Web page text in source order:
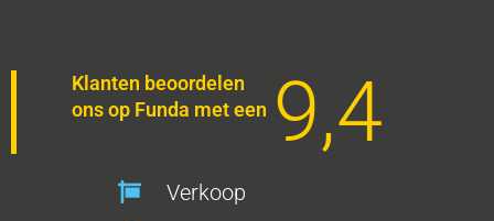
Klanten beoordelen
ons op Funda met een 9,4
Verkoop